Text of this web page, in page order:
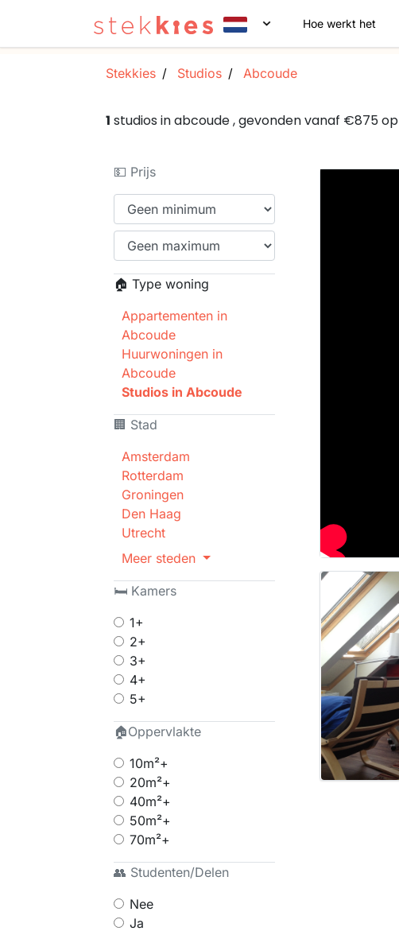
Hoe werkt het
Stekkies Studios Abcoude
1 studios in abcoude , gevonden vanaf €875 op
💵 Prijs
🏠 Type woning
Appartementen in
Abcoude
Huurwoningen in
Abcoude
Studios in Abcoude
🏢 Stad
Amsterdam
Rotterdam
Groningen
Den Haag
Utrecht
Meer steden
🛏 Kamers
1+
2+
3+
4+
5+
🏠Oppervlakte
10m²+
20m²+
40m²+
50m²+
70m²+
👥 Studenten/Delen
Nee
Ja